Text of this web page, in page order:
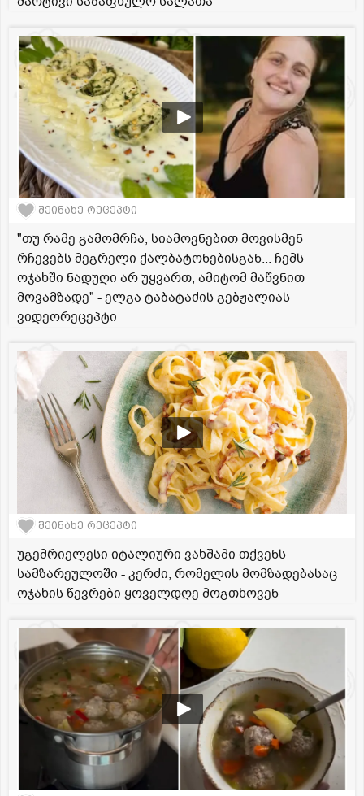
შეინახე რეცეპტი
"თუ რამე გამომრჩა, სიამოვნებით მოვისმენ
რჩევებს მეგრელი ქალბატონებისგან... ჩემს
ოჯახში ნადუღი არ უყვართ, ამიტომ მაწვნით
მოვამზადე" - ელგა ტაბატაძის გებჟალიას
ვიდეორეცეპტი
შეინახე რეცეპტი
უგემრიელესი იტალიური ვახშამი თქვენს
სამზარეულოში - კერძი, რომელის მომზადებასაც
ოჯახის წევრები ყოველდღე მოგთხოვენ